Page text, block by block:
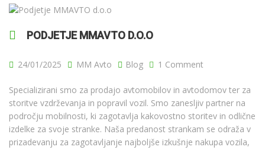
PODJETJE MMAVTO D.O.O
24/01/2025 MM Avto Blog 1 Comment
Specializirani smo za prodajo avtomobilov in avtodomov ter za
storitve vzdrževanja in popravil vozil. Smo zanesljiv partner na
področju mobilnosti, ki zagotavlja kakovostno storitev in odlične
izdelke za svoje stranke. Naša predanost strankam se odraža v
prizadevanju za zagotavljanje najboljše izkušnje nakupa vozila,